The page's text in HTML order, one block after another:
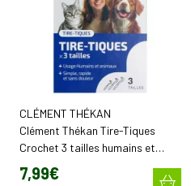
CLÉMENT THÉKAN
Clément Thékan Tire-Tiques
Crochet 3 tailles humains et
animaux
7,99€